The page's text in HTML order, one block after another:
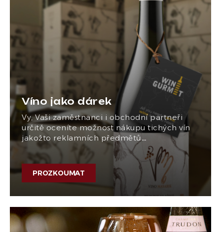
Víno jako dárek
Vy, Vaši zaměstnanci i obchodní partneři
určitě oceníte možnost nákupu tichých vín
jakožto reklamních předmětů…
PROZKOUMAT